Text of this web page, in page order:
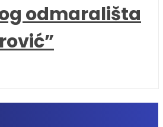
odmarališta